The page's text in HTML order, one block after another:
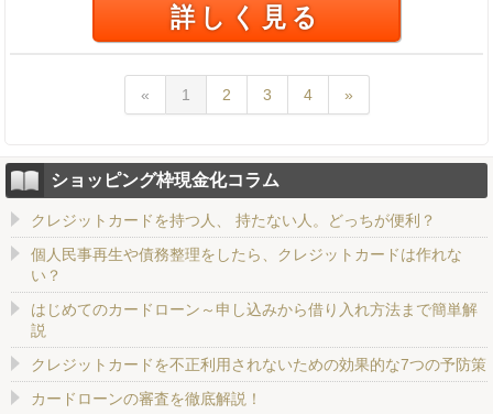
詳しく見る
« 1 2 3 4 »
ショッピング枠現金化コラム
クレジットカードを持つ人、 持たない人。どっちが便利？
個人民事再生や債務整理をしたら、クレジットカードは作れな
い？
はじめてのカードローン～申し込みから借り入れ方法まで簡単解
説
クレジットカードを不正利用されないための効果的な7つの予防策
カードローンの審査を徹底解説！